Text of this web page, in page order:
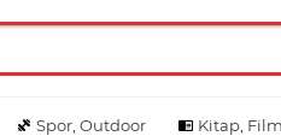
Spor, Outdoor Kitap,